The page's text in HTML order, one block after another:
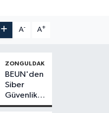
A- A+
ZONGULDAK
BEUN'den
Siber
Güvenlik
Hamlesi